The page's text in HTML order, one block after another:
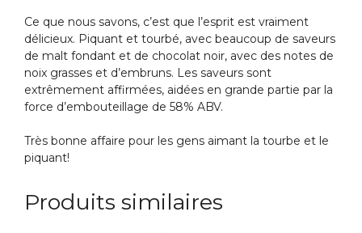
Ce que nous savons, c’est que l’esprit est vraiment
délicieux. Piquant et tourbé, avec beaucoup de saveurs
de malt fondant et de chocolat noir, avec des notes de
noix grasses et d’embruns. Les saveurs sont
extrêmement affirmées, aidées en grande partie par la
force d’embouteillage de 58% ABV.
Très bonne affaire pour les gens aimant la tourbe et le
piquant!
Produits similaires